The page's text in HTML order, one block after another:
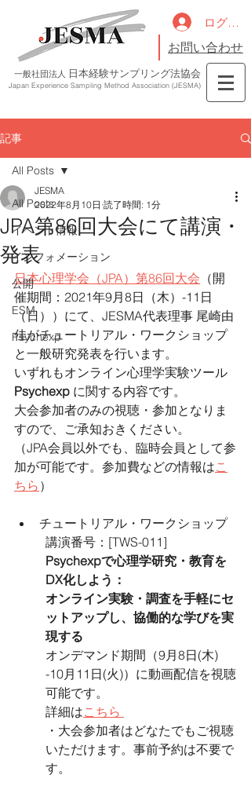
一般社団法人 日本経験サンプリング法協会
Japan Experience Sampling Method Association (JESMA)
ログイン
お問い合わせ
記事
All Posts
イベント情報
インフォメーション
公開
ESM
Psychexp
All Posts
JPA第86回大会にて講演・
発表
JESMA
2022年8月10日 読了時間: 1分
日本心理学会（JPA）第86回大会 （開
催期間：2021年9月8日（木）-11日
（日））にて、JESMA代表理事 尾崎由
佳がチュートリアル・ワークショップ
と一般研究発表を行います。
いずれもオンライン心理学実験ツール
Psychexp に関する内容です。
大会参加者のみの視聴・参加となりま
すので、ご承知おきください。
（JPA会員以外でも、臨時会員として参
加が可能です。参加費などの情報はこ
ちら ）
チュートリアル・ワークショップ
講演番号：[TWS-011]
Psychexpで心理学研究・教育を
DX化しよう：
オンライン実験・調査を手軽にセ
ットアップし、協働的な学びを実
現する
オンデマンド期間（9月8日(木)
-10月11日(火)）に動画配信を視聴
可能です。
詳細はこちら
・大会参加者はどなたでもご視聴
いただけます。事前予約は不要で
す。